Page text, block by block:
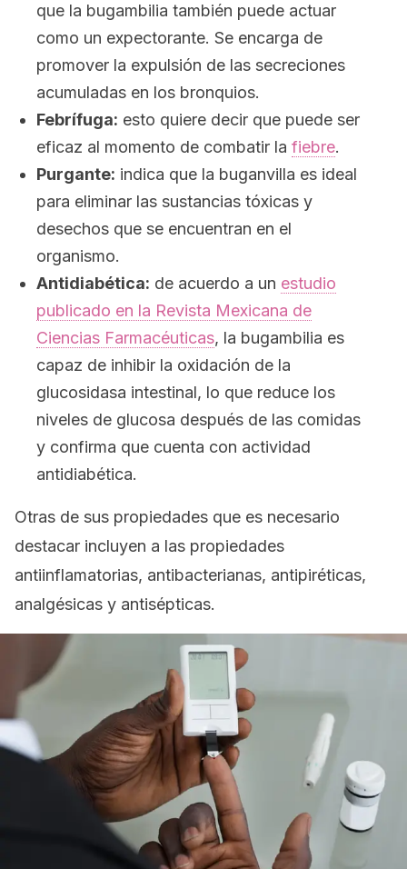
que la bugambilia también puede actuar
como un expectorante. Se encarga de
promover la expulsión de las secreciones
acumuladas en los bronquios.
Febrífuga: esto quiere decir que puede ser
eficaz al momento de combatir la fiebre.
Purgante: indica que la buganvilla es ideal
para eliminar las sustancias tóxicas y
desechos que se encuentran en el
organismo.
Antidiabética: de acuerdo a un estudio
publicado en la Revista Mexicana de
Ciencias Farmacéuticas, la bugambilia es
capaz de inhibir la oxidación de la
glucosidasa intestinal, lo que reduce los
niveles de glucosa después de las comidas
y confirma que cuenta con actividad
antidiabética.
Otras de sus propiedades que es necesario
destacar incluyen a las propiedades
antiinflamatorias, antibacterianas, antipiréticas,
analgésicas y antisépticas.